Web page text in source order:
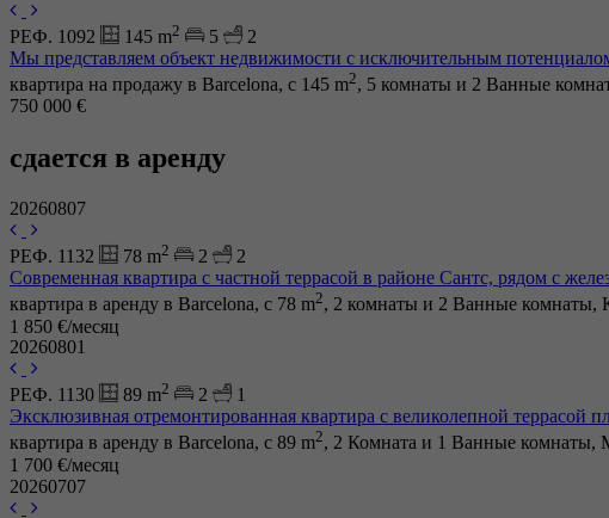
РЕФ. 1092 145 m2 5
2
Мы представляем объект недвижимости с исключительным
квартира на продажу в Barcelona, с 145 m2, 5 комнаты и 2 Ванные
750 000 €
сдается в аренду
20260807
РЕФ. 1132 78 m2 2
2
Современная квартира с частной террасой в районе Сантс, рядом с
квартира в аренду в Barcelona, с 78 m2, 2 комнаты и 2 Ванные комнаты,
1 850 €/месяц
20260801
РЕФ. 1130 89 m2 2
1
Эксклюзивная отремонтированная квартира с великолепной террасой
квартира в аренду в Barcelona, с 89 m2, 2 Комната и 1 Ванные комнаты,
1 700 €/месяц
20260707